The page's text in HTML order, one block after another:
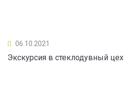
06.10.2021
Экскурсия в стеклодувный цех